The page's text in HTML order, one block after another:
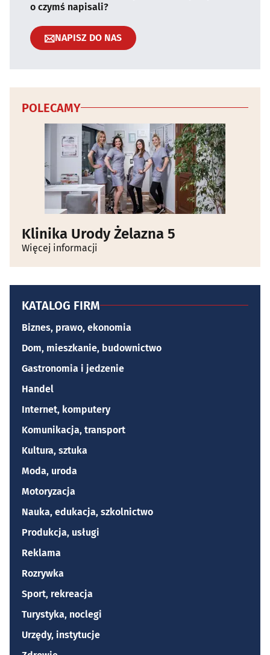
o czymś napisali?
NAPISZ DO NAS
POLECAMY
Klinika Urody Żelazna 5
Więcej informacji
KATALOG FIRM
Biznes, prawo, ekonomia
Dom, mieszkanie, budownictwo
Gastronomia i jedzenie
Handel
Internet, komputery
Komunikacja, transport
Kultura, sztuka
Moda, uroda
Motoryzacja
Nauka, edukacja, szkolnictwo
Produkcja, usługi
Reklama
Rozrywka
Sport, rekreacja
Turystyka, noclegi
Urzędy, instytucje